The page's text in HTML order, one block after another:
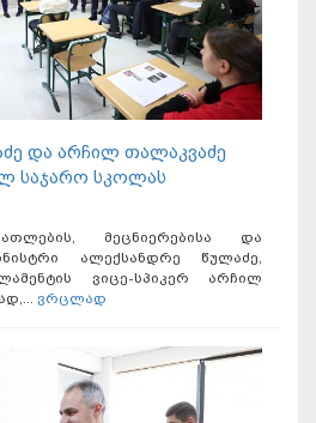
და არჩილ თალაკვაძე
საჯარო სკოლას
მეცნიერებისა და
ალექსანდრე წულაძე,
ვიცე-სპიკერ არჩილ
ვრცლად